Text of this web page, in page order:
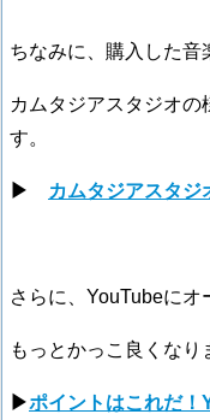
ちなみに、購入した音
カムタジアスタジオの
す。
▶ カムタジアスタジ
さらに、YouTubeに
もっとかっこ良くなり
▶ポイントはこれだ